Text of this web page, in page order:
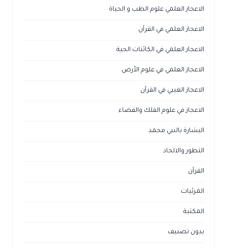
الاعجاز العلمي علوم الطب و الحياة
الاعجاز العلمي في القرآن
الاعجاز العلمي في الكائنات الحية
الاعجاز العلمي في علوم الأرض
الاعجاز الغيبي في القرآن
الاعجاز في علوم الفلك والفضاء
البشارة بالنبي محمد
التطور والالحاد
القرآن
المرئيات
المكتبة
بدون تصنيف